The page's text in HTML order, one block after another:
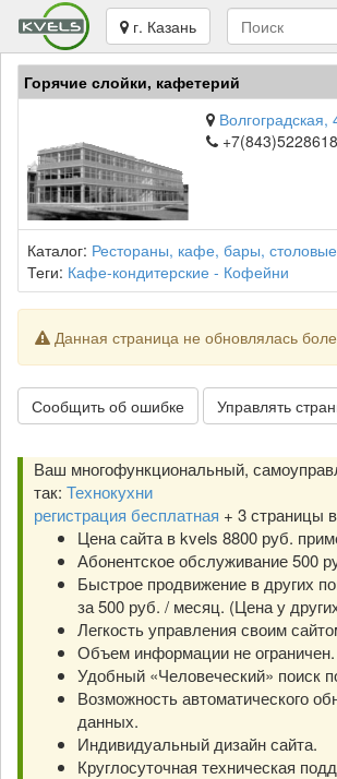
г. Казань
Горячие слойки, кафетерий
Волгоградская,
+7(843)5228618
Каталог: Рестораны, кафе, бары, столовые
Теги: Кафе-кондитерские - Кофейни
Данная страница не обновлялась
Сообщить об ошибке Управлять
Ваш многофункциональный,
так: Технокухни
регистрация бесплатная + 3 страницы
Цена сайта в kvels 8800 руб.
Абонентское обслуживание 500
Быстрое продвижение в других
за 500 руб. / месяц. (Цена у
Легкость управления своим
Объем информации не ограничен.
Удобный «Человеческий» поиск
Возможность автоматического
данных.
Индивидуальный дизайн сайта.
Круглосуточная техническая